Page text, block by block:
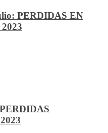
PERDIDAS EN